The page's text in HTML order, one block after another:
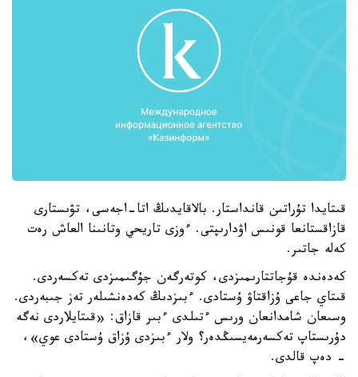
قىتايدا تۇراتىن قانداستار. بالاقايدىڭ اتا-اجەسى، تۋىستارى
قازاقستانعا قونىس اۋدارىپتى. ءوزى تاريحي وتانىنا العاش رەت
كەلە جاتىر.
كەدەندە قۇجاتتارىمىزدى، كوتەرگەن جۇگىمىزدى تەكسەردى.
قىتاي جاعى ۇزاقتاۋ ۇستادى. ءبىزدىڭ كەدەنشىلەر تەز جىبەردى.
وسىعان شامدانعان ورىس ءتىلدى ءبىر قازاق: «قىتايلاردى نەگە
دۇرىستاپ تەكسەرمەيسىڭدەر؟ ولار ءبىزدى ۇزاق ۇستادى عوي»،
- دەپ قالدى.